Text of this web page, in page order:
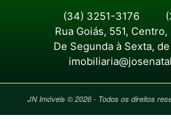
(34) 3251-3176
Rua Goiás, 551,
De Segunda à Sexta,
JN Imóveis © 2026 - Todos os direitos